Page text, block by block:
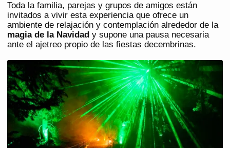
Toda la familia, parejas y grupos de amigos están
invitados a vivir esta experiencia que ofrece un
ambiente de relajación y contemplación alrededor de la
magia de la Navidad y supone una pausa necesaria
ante el ajetreo propio de las fiestas decembrinas.